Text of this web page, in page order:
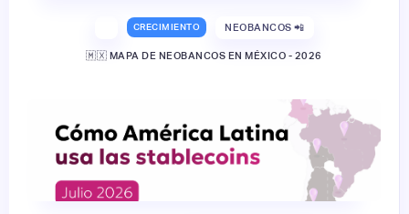
CRECIMIENTO NEOBANCOS 📲
🇲🇽 MAPA DE NEOBANCOS EN MÉXICO - 2026